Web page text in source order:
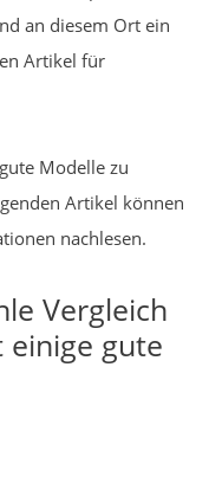
an diesem Ort ein
Artikel für
Modelle zu
Artikel können
nachlesen.
Vergleich
gute